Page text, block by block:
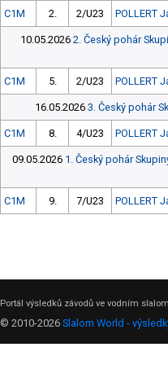
C1M 2. 2/U23 POLLERT
10.05.2026 2. Český pohár
C1M 5. 2/U23 POLLERT
16.05.2026 3. Český pohár
C1M 8. 4/U23 POLLERT
09.05.2026 1. Český pohár
C1M 9. 7/U23 POLLERT
Portál výsledků závodů ve vodním
© 2010-2026 Slalom World -